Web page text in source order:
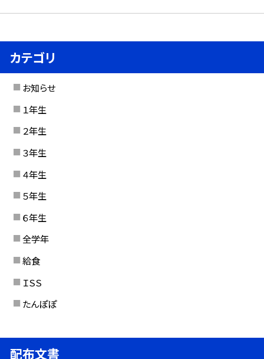
カテゴリ
お知らせ
１年生
２年生
３年生
４年生
５年生
６年生
全学年
給食
ＩＳＳ
たんぽぽ
配布文書